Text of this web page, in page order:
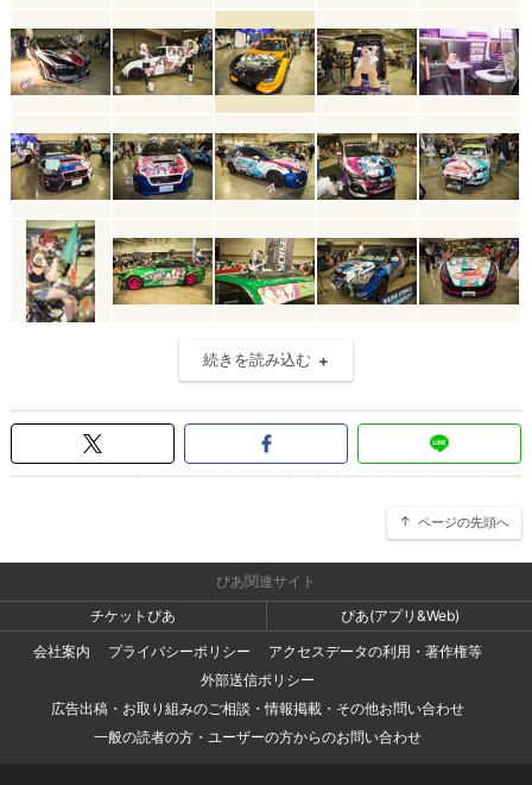
続きを読み込む
ページの先頭へ
ぴあ関連サイト
チケットぴあ
ぴあ(アプリ&Web)
会社案内
プライバシーポリシー
アクセスデータの利用・著作権等
外部送信ポリシー
広告出稿・お取り組みのご相談・情報掲載・その他お問い合わせ
一般の読者の方・ユーザーの方からのお問い合わせ